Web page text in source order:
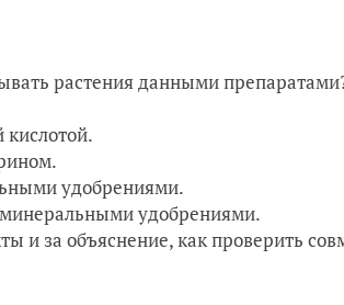
растения данными
удобрениями.
удобрениями.
и за объяснение, как проверить